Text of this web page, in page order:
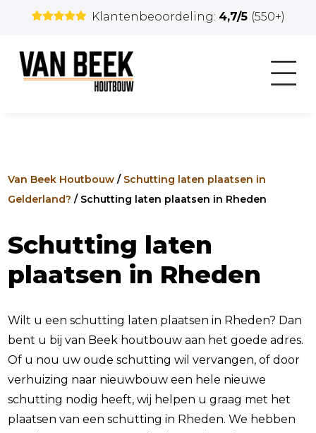
Klantenbeoordeling: 4,7/5 (550+)
Van Beek Houtbouw / Schutting laten plaatsen in
Gelderland? / Schutting laten plaatsen in Rheden
Schutting laten
plaatsen in Rheden
Wilt u een schutting laten plaatsen in Rheden? Dan
bent u bij van Beek houtbouw aan het goede adres.
Of u nou uw oude schutting wil vervangen, of door
verhuizing naar nieuwbouw een hele nieuwe
schutting nodig heeft, wij helpen u graag met het
plaatsen van een schutting in Rheden. We hebben